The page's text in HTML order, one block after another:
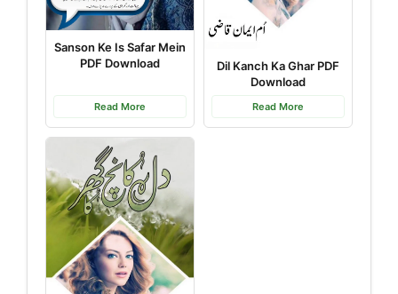
Sanson Ke Is Safar Mein
PDF Download
Read More
Dil Kanch Ka Ghar PDF
Download
Read More